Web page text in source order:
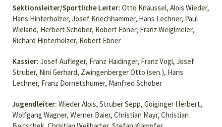
Sektionsleiter/Sportliche Leiter: Otto Knäussel, Alois Wieder,
Hans Hinterholzer, Josef Kriechhammer, Hans Lechner, Paul
Wieland, Herbert Schober, Robert Ebner, Franz Weiglmeier,
Richard Hinterholzer, Robert Ebner
Kassier: Josef Aufleger, Franz Haidinger, Franz Vogl, Josef
Struber, Nini Gerhard, Zwingenberger Otto (sen.), Hans
Lechner, Franz Dornetshumer, Manfred Schober
Jugendleiter: Wieder Alois, Struber Sepp, Goiginger Herbert,
Wolfgang Wagner, Werner Baier, Christian Mayr, Christian